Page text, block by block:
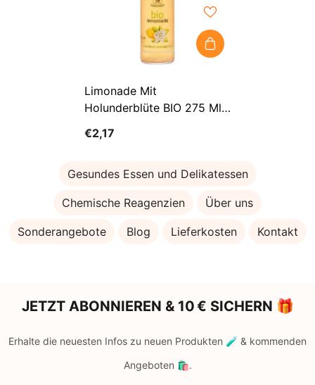
Limonade Mit
Holunderblüte BIO 275 Ml
€2,17
Gesundes Essen und Delikatessen
Chemische Reagenzien Über uns
Sonderangebote Blog Lieferkosten Kontakt
JETZT ABONNIEREN & 10 € SICHERN 🎁
Erhalte die neuesten Infos zu neuen Produkten 🧪 & kommenden
Angeboten 🛍️.